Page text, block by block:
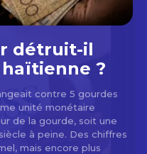
détruit-il
?
contre 5 gourdes
unité monétaire
de la gourde, soit une
à peine. Des chiffres
mais encore plus